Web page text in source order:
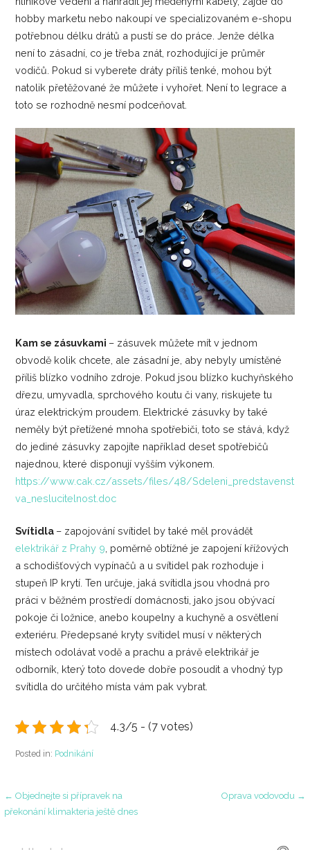
hobby marketu nebo nakoupí ve specializovaném e-shopu
potřebnou délku drátů a pustí se do práce. Jenže délka
není to zásadní, co je třeba znát, rozhodující je průměr
vodičů. Pokud si vyberete dráty příliš tenké, mohou být
natolik přetěžované že můžete i vyhořet. Není to legrace a
toto se rozhodně nesmí podceňovat.
Kam se zásuvkami – zásuvek můžete mít v jednom
obvodě kolik chcete, ale zásadní je, aby nebyly umístěné
příliš blízko vodního zdroje. Pokud jsou blízko kuchyňského
dřezu, umyvadla, sprchového koutu či vany, riskujete tu
úraz elektrickým proudem. Elektrické zásuvky by také
neměly být přetížené mnoha spotřebiči, toto se stává, když
do jediné zásuvky zapojíte například deset spotřebičů
najednou, které disponují vyšším výkonem.
https://www.cak.cz/assets/files/48/Sdeleni_predstavenst
va_neslucitelnost.doc
Svítidla – zapojování svítidel by také měl provádět
elektrikář z Prahy 9 , poměrně obtížné je zapojení křížových
a schodišťových vypínačů a u svítidel pak rozhoduje i
stupeň IP krytí. Ten určuje, jaká svítidla jsou vhodná pro
práci v běžném prostředí domácnosti, jako jsou obývací
pokoje či ložnice, anebo koupelny a kuchyně a osvětlení
exteriéru. Předepsané kryty svítidel musí v některých
místech odolávat vodě a prachu a právě elektrikář je
odborník, který toto dovede dobře posoudit a vhodný typ
svítidla do určitého místa vám pak vybrat.
4.3/5 - (7 votes)
Posted in: Podnikání
Navigace
← Objednejte si přípravek na
překonání klimakteria ještě dnes
Oprava vodovodu →